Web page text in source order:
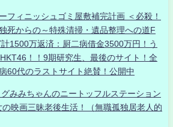
フィニッシュゴミ屋敷補完計画 ＜必殺！
死からの～特殊清掃・遺品整理への道F
1500万返済：厨二病借金3500万円！う
！！9期研究生、最後のサイト！全
60代のラストサイト絶賛！公開中
みみちゃんのニートッフルステーション
映画三昧老後生活！（無職孤独居老人的